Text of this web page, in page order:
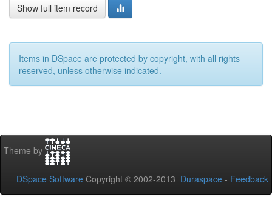
Show full item record
Items in DSpace are protected by copyright, with all rights
reserved, unless otherwise indicated.
Theme by
DSpace Software Copyright © 2002-2013 Duraspace - Feedback